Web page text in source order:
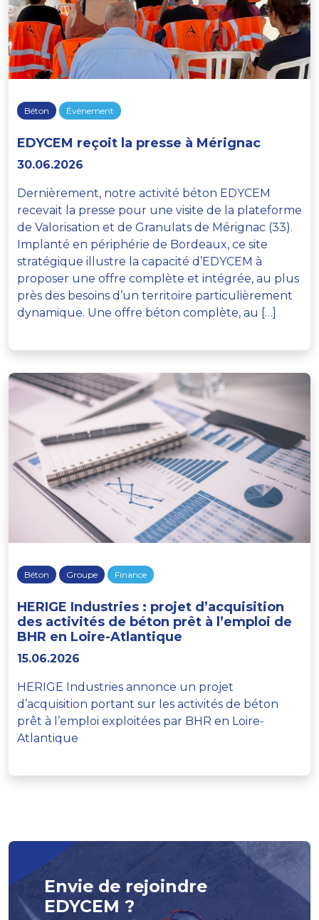
Béton Évènement
EDYCEM reçoit la presse à Mérignac
30.06.2026
Dernièrement, notre activité béton EDYCEM
recevait la presse pour une visite de la plateforme
de Valorisation et de Granulats de Mérignac (33).
Implanté en périphérie de Bordeaux, ce site
stratégique illustre la capacité d’EDYCEM à
proposer une offre complète et intégrée, au plus
près des besoins d’un territoire particulièrement
dynamique. Une offre béton complète, au […]
Béton Groupe Finance
HERIGE Industries : projet d’acquisition
des activités de béton prêt à l’emploi de
BHR en Loire-Atlantique
15.06.2026
HERIGE Industries annonce un projet
d’acquisition portant sur les activités de béton
prêt à l’emploi exploitées par BHR en Loire-
Atlantique
Envie de rejoindre
EDYCEM ?